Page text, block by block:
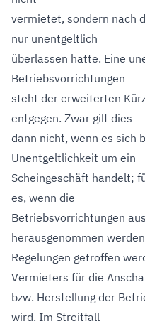
vermietet, sondern nach
nur unentgeltlich
überlassen hatte. Eine
Betriebsvorrichtungen
steht der erweiterten
entgegen. Zwar gilt dies
dann nicht, wenn es sich
Unentgeltlichkeit um ein
Scheingeschäft handelt;
es, wenn die
Betriebsvorrichtungen
herausgenommen
Regelungen getroffen
Vermieters für die
bzw. Herstellung der
wird. Im Streitfall